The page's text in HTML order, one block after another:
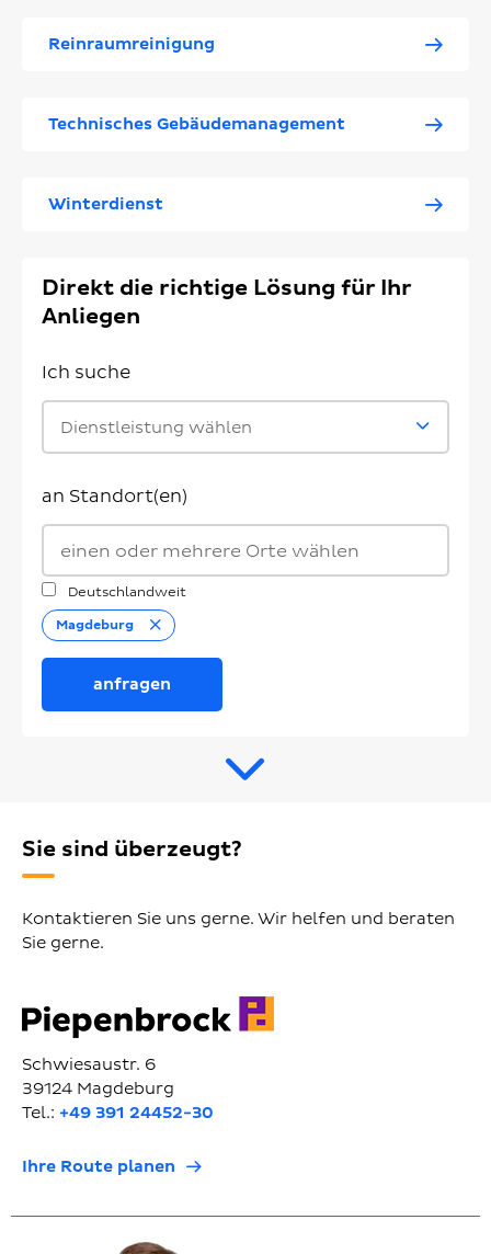
Reinraumreinigung
Technisches Gebäudemanagement
Winterdienst
Direkt die richtige Lösung für Ihr
Anliegen
Ich suche
Dienstleistung wählen
an Standort(en)
Deutschlandweit
Magdeburg
Entfernen
anfragen
Sie sind überzeugt?
Kontaktieren Sie uns gerne. Wir helfen und beraten
Sie gerne.
Schwiesaustr. 6
39124 Magdeburg
Tel.: +49 391 24452-30
Ihre Route planen